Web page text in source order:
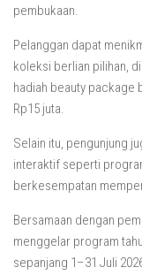
pembukaan.
Pelanggan dapat
koleksi berlian pilihan,
hadiah beauty package
Rp15 juta.
Selain itu, pengunjung
interaktif seperti
berkesempatan
Bersamaan dengan
menggelar program
sepanjang 1–31 Juli